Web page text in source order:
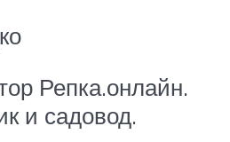
Репка.онлайн.
и садовод.